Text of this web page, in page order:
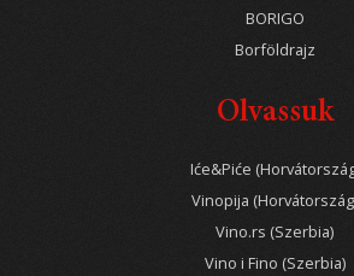
BORIGO
Borföldrajz
Olvassuk
Iće&Piće
Vinopija
Vino.rs (Szerbia)
Vino i Fino (Szerbia)